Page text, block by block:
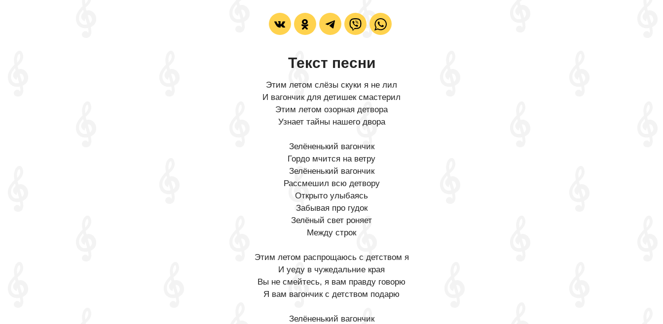
Текст песни
Этим летом слёзы скуки я не лил
И вагончик для детишек смастерил
Этим летом озорная детвора
Узнает тайны нашего двора
Зелёненький вагончик
Гордо мчится на ветру
Зелёненький вагончик
Рассмешил всю детвору
Открыто улыбаясь
Забывая про гудок
Зелёный свет роняет
Между строк
Этим летом распрощаюсь с детством я
И уеду в чужедальние края
Вы не смейтесь, я вам правду говорю
Я вам вагончик с детством подарю
Зелёненький вагончик